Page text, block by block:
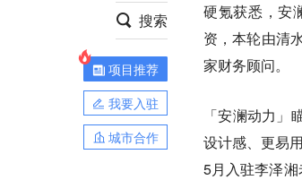
搜索
项目推荐
我要入驻
城市合作
硬氪获悉，安
资，本轮由清
家财务顾问。
「安澜动力
设计感、更易
5月入驻李泽